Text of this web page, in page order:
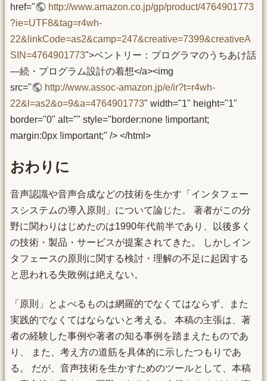
href="
http://www.amazon.co.jp/gp/product/4764901773
?ie=UTF8&tag=r4wh-
22&linkCode=as2&camp=247&creative=7399&creativeA
SIN=4764901773">ベントリー：プログラマのうちあけ話
―続・プログラム設計の着想</a><img
src="
http://www.assoc-amazon.jp/e/ir?t=r4wh-
22&l=as2&o=9&a=4764901773" width="1" height="1"
border="0" alt="" style="border:none !important;
margin:0px !important;" /> </html>
おわりに
音声認識や音声合成などの技術を生かす「インタフェー
スシステムの導入原則」について論じた。 著者がこの分
野に関わりはじめたのは1990年代前半であり、以後多く
の技術・製品・サービスが提案されてきた。 しかしイン
タフェースの原則に関する検討・理解の不足に起因する
と思われる失敗例は絶えない。
「原則」とよべるものは網羅的でなくてはならず、また
実践的でなくてはならないと考える。 本稿の主張は、著
者の経験した事例や著者の知る事例を踏まえたものであ
り、 また、考え方の道筋を具体的に示したつもりであ
る。 だが、音声技術を生かすためのツールとして、本稿